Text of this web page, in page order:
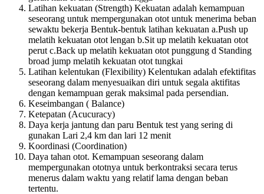
Latihan kekuatan (Strength) Kekuatan adalah kemampuan
seseorang untuk mempergunakan otot untuk menerima beban
sewaktu bekerja Bentuk-bentuk latihan kekuatan a.Push up
melatih kekuatan otot lengan b.Sit up melatih kekuatan otot
perut c.Back up melatih kekuatan otot punggung d Standing
broad jump melatih kekuatan otot tungkai
Latihan kelentukan (Flexibility) Kelentukan adalah efektifitas
seseorang dalam menyesuaikan diri untuk segala aktifitas
dengan kemampuan gerak maksimal pada persendian.
Keseimbangan ( Balance)
Ketepatan (Acucuracy)
Daya kerja jantung dan paru Bentuk test yang sering di
gunakan Lari 2,4 km dan lari 12 menit
Koordinasi (Coordination)
Daya tahan otot. Kemampuan seseorang dalam
mempergunakan ototnya untuk berkontraksi secara terus
menerus dalam waktu yang relatif lama dengan beban
tertentu.